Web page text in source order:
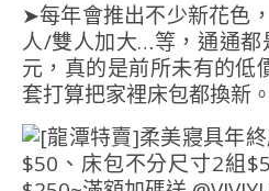
➤每年會推出不少新花色
人/雙人加大…等，通通都
元，真的是前所未有的低
套打算把家裡床包都換新。